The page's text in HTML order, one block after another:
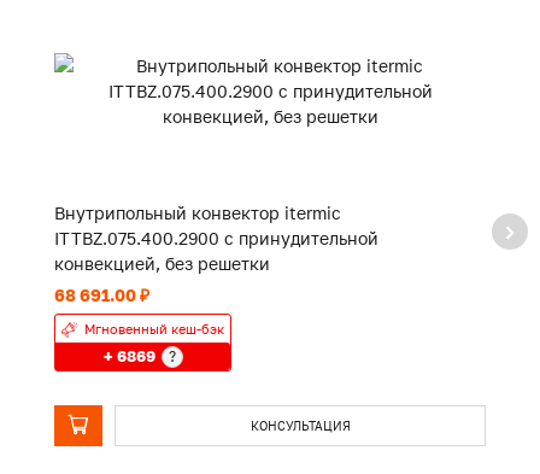
Внутрипольный конвектор itermic
ITTBZ.075.400.2900 с принудительной
конвекцией, без решетки
68 691.00 ₽
Мгновенный кеш-бэк
+ 6869 ?
КОНСУЛЬТАЦИЯ